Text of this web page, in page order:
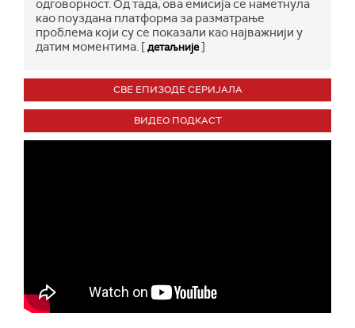
одговорност. Од тада, ова емисија се наметнула
као поуздана платформа за разматрање
проблема који су се показали као најважнији у
датим моментима. [детаљније]
СВЕ ЕПИЗОДЕ СЕРИЈАЛА
ВИДЕО ПОДКАСТ